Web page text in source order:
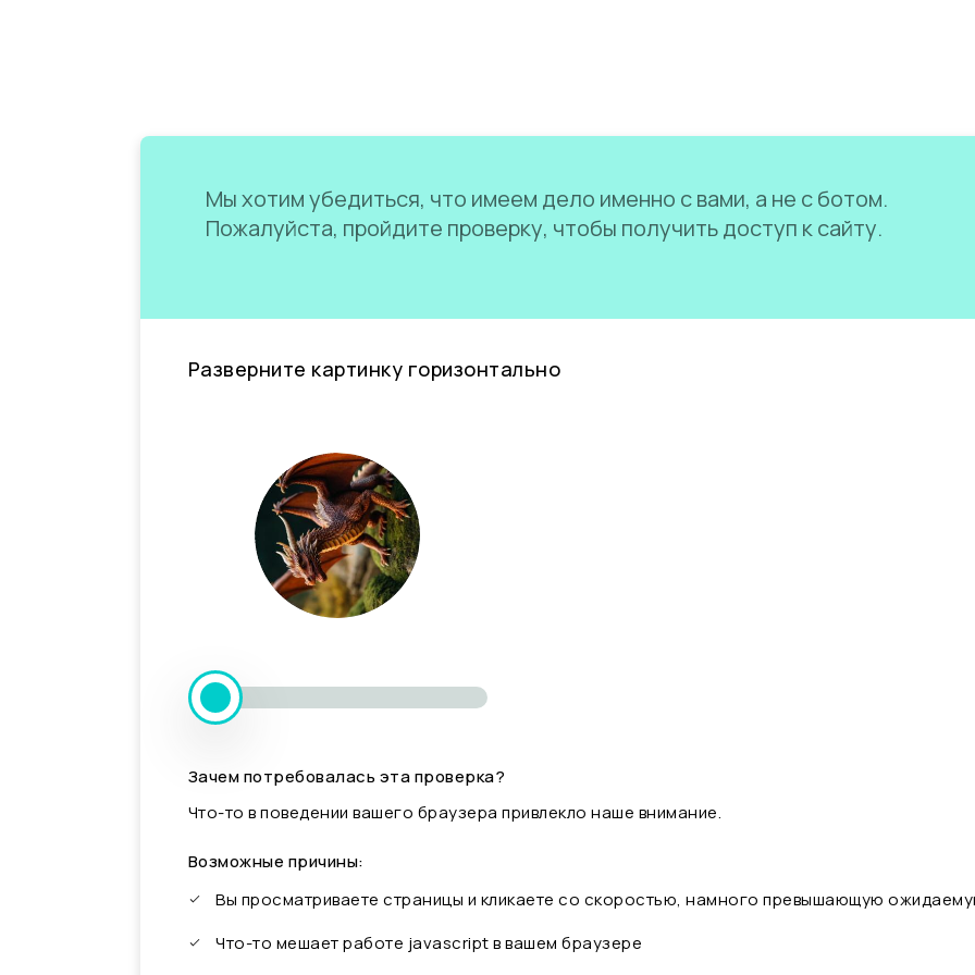
Мы хотим убедиться, что имеем дело именно с вами, а не с ботом.
Пожалуйста, пройдите проверку, чтобы получить доступ к сайту.
Разверните картинку горизонтально
Зачем потребовалась эта проверка?
Что-то в поведении вашего браузера привлекло наше внимание.
Возможные причины:
Вы просматриваете страницы и кликаете со скоростью, намного превышающую
Что-то мешает работе javascript в вашем браузере